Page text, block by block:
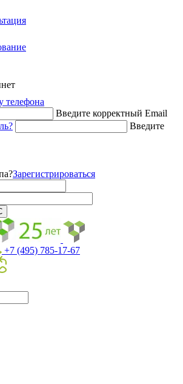
телефона
Введите корректный Email
Введите
Зарегистрироваться
+7 (495) 785-17-67